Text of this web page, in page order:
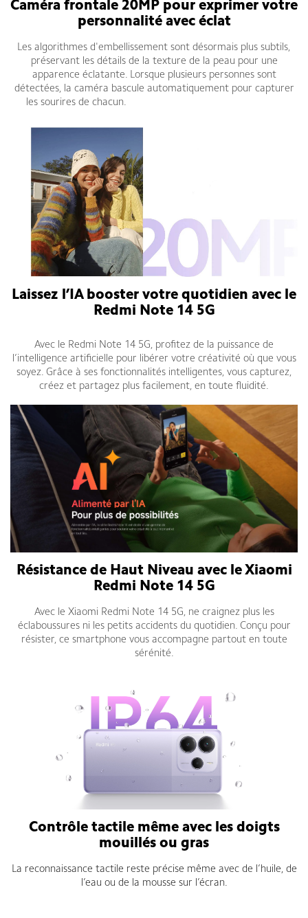
Caméra frontale 20MP pour exprimer votre
personnalité avec éclat
Les algorithmes d'embellissement sont désormais plus subtils,
préservant les détails de la texture de la peau pour une
apparence éclatante. Lorsque plusieurs personnes sont
détectées, la caméra bascule automatiquement pour capturer
les sourires de chacun.
Laissez l’IA booster votre quotidien avec le
Redmi Note 14 5G
Avec le Redmi Note 14 5G, profitez de la puissance de
l’intelligence artificielle pour libérer votre créativité où que vous
soyez. Grâce à ses fonctionnalités intelligentes, vous capturez,
créez et partagez plus facilement, en toute fluidité.
Résistance de Haut Niveau avec le Xiaomi
Redmi Note 14 5G
Avec le Xiaomi Redmi Note 14 5G, ne craignez plus les
éclaboussures ni les petits accidents du quotidien. Conçu pour
résister, ce smartphone vous accompagne partout en toute
sérénité.
Contrôle tactile même avec les doigts
mouillés ou gras
La reconnaissance tactile reste précise même avec de l’huile, de
l’eau ou de la mousse sur l’écran.